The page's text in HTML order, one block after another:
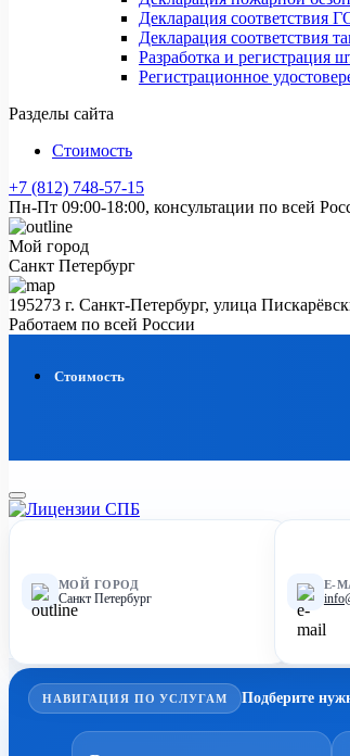
Декларация соответствия
Декларация соответствия
Разработка и регистрация
Регистрационное
Разделы сайта
Стоимость
+7 (812) 748-57-15
Пн-Пт 09:00-18:00, консультации по всей
Мой город
Санкт Петербург
195273 г. Санкт-Петербург, улица
Работаем по всей России
Стоимость
МОЙ ГОРОД
Санкт Петербург
E-
НАВИГАЦИЯ ПО УСЛУГАМ Подберите